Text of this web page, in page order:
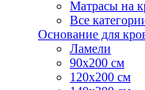
Матрасы на
Все
Основание для
Ламели
90х200 см
120х200 см